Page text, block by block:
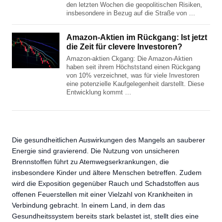
den letzten Wochen die geopolitischen Risiken,
insbesondere in Bezug auf die Straße von …
Amazon-Aktien im Rückgang: Ist jetzt
die Zeit für clevere Investoren?
Amazon-aktien Ckgang: Die Amazon-Aktien
haben seit ihrem Höchststand einen Rückgang
von 10% verzeichnet, was für viele Investoren
eine potenzielle Kaufgelegenheit darstellt. Diese
Entwicklung kommt …
Die gesundheitlichen Auswirkungen des Mangels an sauberer
Energie sind gravierend. Die Nutzung von unsicheren
Brennstoffen führt zu Atemwegserkrankungen, die
insbesondere Kinder und ältere Menschen betreffen. Zudem
wird die Exposition gegenüber Rauch und Schadstoffen aus
offenen Feuerstellen mit einer Vielzahl von Krankheiten in
Verbindung gebracht. In einem Land, in dem das
Gesundheitssystem bereits stark belastet ist, stellt dies eine